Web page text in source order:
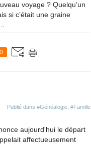
voyage ? Quelqu’un
si c’était une graine
0
Publié dans #Généalogie #Famille
aujourd'hui le départ
affectueusement